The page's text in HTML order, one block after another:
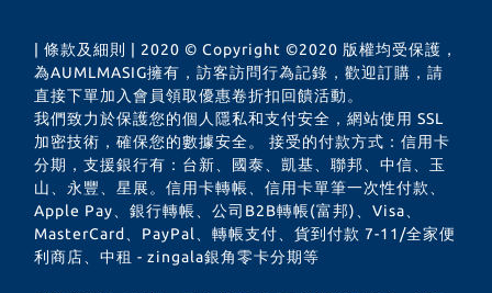
| 條款及細則 | 2020 © Copyright ©2020 版權均受保護，
為AUMLMASIG擁有，訪客訪問行為記錄，歡迎訂購，請
直接下單加入會員領取優惠卷折扣回饋活動。
我們致力於保護您的個人隱私和支付安全，網站使用 SSL
加密技術，確保您的數據安全。 接受的付款方式：信用卡
分期，支援銀行有：台新、國泰、凱基、聯邦、中信、玉
山、永豐、星展。信用卡轉帳、信用卡單筆一次性付款、
Apple Pay、銀行轉帳、公司B2B轉帳(富邦)、Visa、
MasterCard、PayPal、轉帳支付、貨到付款 7-11/全家便
利商店、中租 - zingala銀角零卡分期等